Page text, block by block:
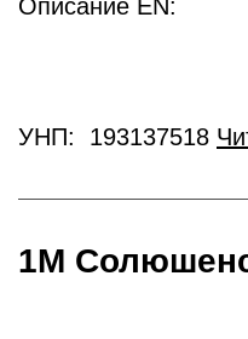
Описание EN:
УНП: 193137518
1М